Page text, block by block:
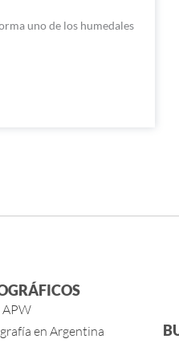
uno de los humedales
APW
en Argentina